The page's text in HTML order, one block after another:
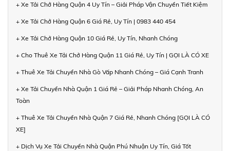
+ Xe Tải Chở Hàng Quận 4 Uy Tín – Giải Pháp Vận Chuyển Tiết Kiệm
+ Xe Tải Chở Hàng Quận 6 Giá Rẻ, Uy Tín | 0983 440 454
+ Xe Tải Chở Hàng Quận 10 Giá Rẻ, Uy Tín, Nhanh Chóng
+ Cho Thuê Xe Tải Chở Hàng Quận 11 Giá Rẻ, Uy Tín | GỌI LÀ CÓ XE
+ Thuê Xe Tải Chuyển Nhà Gò Vấp Nhanh Chóng – Giá Cạnh Tranh
+ Xe Tải Chuyển Nhà Quận 1 Giá Rẻ – Giải Pháp Nhanh Chóng, An
Toàn
+ Thuê Xe Tải Chuyển Nhà Quận 7 Giá Rẻ, Nhanh Chóng [GỌI LÀ CÓ
XE]
+ Dịch Vụ Xe Tải Chuyển Nhà Quận Phú Nhuận Uy Tín, Giá Tốt